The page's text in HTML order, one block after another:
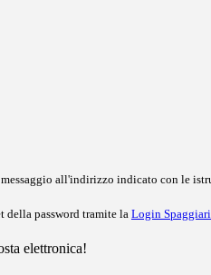
all'indirizzo indicato con le
della password tramite la Login Spaggiari
elettronica!